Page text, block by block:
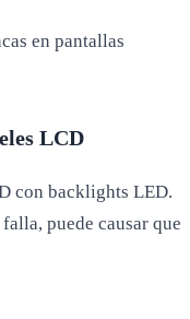
en pantallas
LCD
con backlights LED.
puede causar que